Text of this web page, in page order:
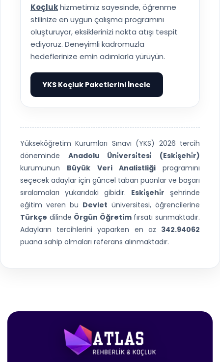
Koçlukhizmetimiz sayesinde, öğrenme
stilinize en uygun çalışma programını
oluşturuyor, eksiklerinizi nokta atışı tespit
ediyoruz. Deneyimli kadromuzla
hedeflerinize emin adımlarla yürüyün.
YKS Koçluk Paketlerini İncele
▶
Yükseköğretim Kurumları Sınavı (YKS) 2026 tercih
döneminde Anadolu Üni̇versi̇tesi̇ (Eski̇şehi̇r)
kurumunun Büyük Veri Analistliğiprogramını
seçecek adaylar için güncel taban puanlar ve başarı
sıralamaları yukarıdaki gibidir. Eski̇şehi̇r şehrinde
eğitim veren bu Devlet üniversitesi, öğrencilerine
Türkçe dilinde Örgün Öğretimfırsatı sunmaktadır.
Adayların tercihlerini yaparken en az 342.94062
puana sahip olmaları referans alınmaktadır.